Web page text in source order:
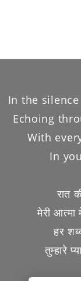
In the
Echoing
With
In
रात
मेरी
हर
तुम्हारे